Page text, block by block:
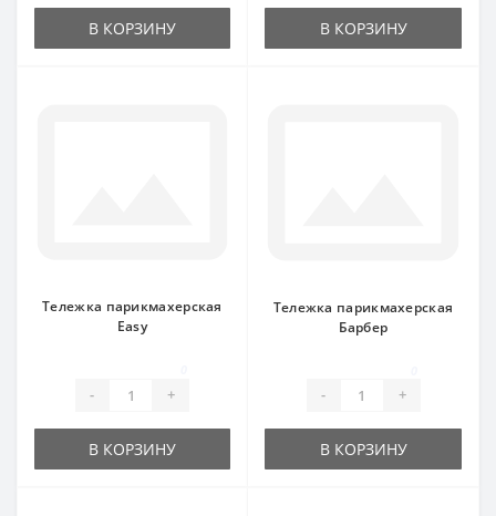
В КОРЗИНУ В КОРЗИНУ
Тележка парикмахерская
Easy
- +
В КОРЗИНУ
Тележка парикмахерская
Барбер
- +
В КОРЗИНУ